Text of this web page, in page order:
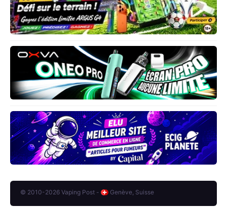
© 2010-2026 Vaping Post - Genève, Suisse